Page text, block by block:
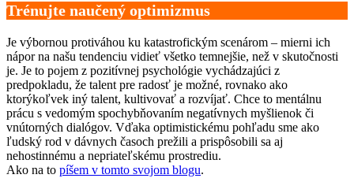
Trénujte naučený optimizmus
Je výbornou protiváhou ku katastrofickým scenárom – mierni ich
nápor na našu tendenciu vidieť všetko temnejšie, než v skutočnosti
je. Je to pojem z pozitívnej psychológie vychádzajúci z
predpokladu, že talent pre radosť je možné, rovnako ako
ktorýkoľvek iný talent, kultivovať a rozvíjať. Chce to mentálnu
prácu s vedomým spochybňovaním negatívnych myšlienok či
vnútorných dialógov. Vďaka optimistickému pohľadu sme ako
ľudský rod v dávnych časoch prežili a prispôsobili sa aj
nehostinnému a nepriateľskému prostrediu.
Ako na to píšem v tomto svojom blogu.